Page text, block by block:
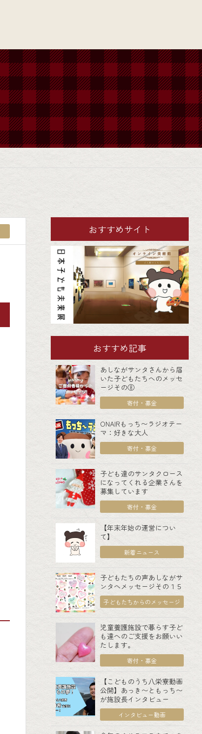
おすすめサイト
おすすめ記事
あしながサンタさんから届
いた子どもたちへのメッセ
ージその⑧
寄付・募金
ONAIRもっち〜ラジオテー
マ：好きな大人
寄付・募金
子ども達のサンタクロース
になってくれる企業さんを
募集しています
寄付・募金
【年末年始の運営につい
て】
新着ニュース
子どもたちの声あしながサ
ンタへメッセージその１５
子どもたちからのメッセージ
児童養護施設で暮らす子ど
も達へのご支援をお願いい
たします。
寄付・募金
【こどものうち八栄寮動画
公開】あっき〜ともっち〜
が施設長インタビュー
インタビュー動画